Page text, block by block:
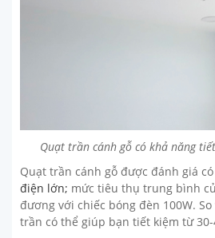
Quạt trần cánh gỗ có khả năng
Quạt trần cánh gỗ được đánh giá
điện lớn; mức tiêu thụ trung bình
đương với chiếc bóng đèn 100W.
trần có thể giúp bạn tiết kiệm từ